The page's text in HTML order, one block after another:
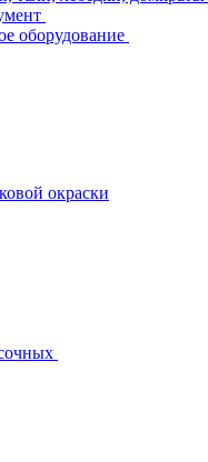
оборудование
окраски